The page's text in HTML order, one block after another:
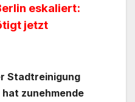
eskaliert:
jetzt
Stadtreinigung
zunehmende